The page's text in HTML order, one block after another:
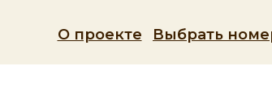
О проекте Выбрать